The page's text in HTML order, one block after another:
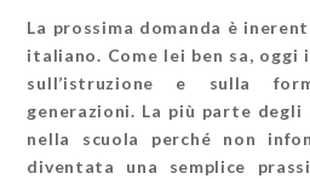
La prossima domanda è
italiano. Come lei ben sa,
sull’istruzione e sulla
generazioni. La più parte
nella scuola perché non
diventata una semplice